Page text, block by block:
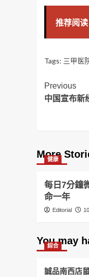
推荐阅读
Tags: 三甲医
Post
Previous
中国宣布新
More
健康
每日7分鐘
命一年
Editorial
You may
綜合
誠品南西店